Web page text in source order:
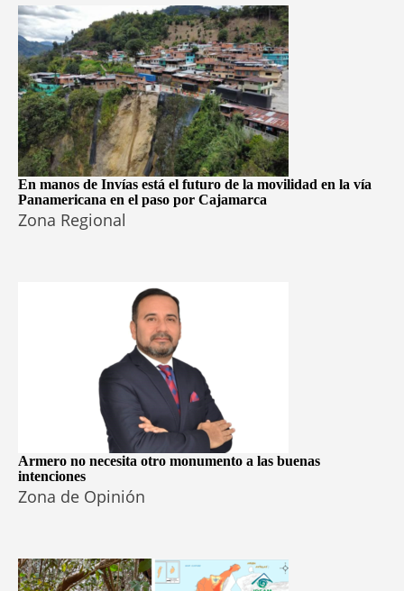
En manos de Invías está el futuro de la movilidad en la vía
Panamericana en el paso por Cajamarca
Zona Regional
Armero no necesita otro monumento a las buenas
intenciones
Zona de Opinión